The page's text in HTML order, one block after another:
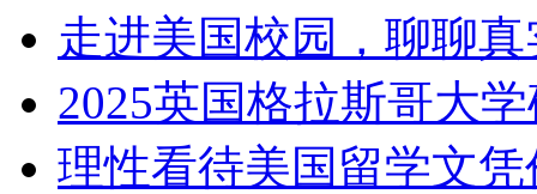
走进美国校园，聊聊
2025英国格拉斯哥大
理性看待美国留学文凭